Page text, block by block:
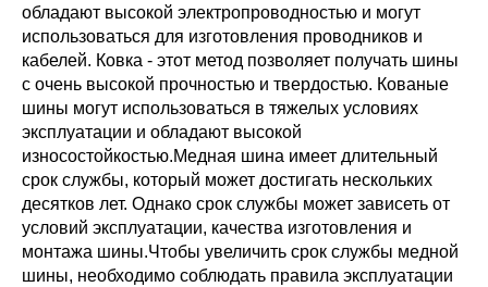
обладают высокой электропроводностью и могут
использоваться для изготовления проводников и
кабелей. Ковка - этот метод позволяет получать шины
с очень высокой прочностью и твердостью. Кованые
шины могут использоваться в тяжелых условиях
эксплуатации и обладают высокой
износостойкостью.Медная шина имеет длительный
срок службы, который может достигать нескольких
десятков лет. Однако срок службы может зависеть от
условий эксплуатации, качества изготовления и
монтажа шины.Чтобы увеличить срок службы медной
шины, необходимо соблюдать правила эксплуатации